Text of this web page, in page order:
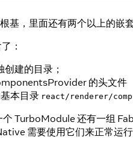
基，里面还有两个以上的嵌
：
建的目录；
的头文件
本目录 react/renderer/
TurboModule 还有一组
需要使用它们来正常运